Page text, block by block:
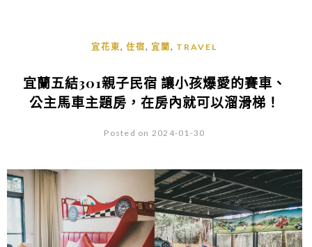
宜花東,住宿, 宜蘭, TRAVEL
宜蘭五結301親子民宿 讓小孩爆愛的賽車、
公主馬車主題房，在房內就可以溜滑梯！
Posted on 2024-01-30